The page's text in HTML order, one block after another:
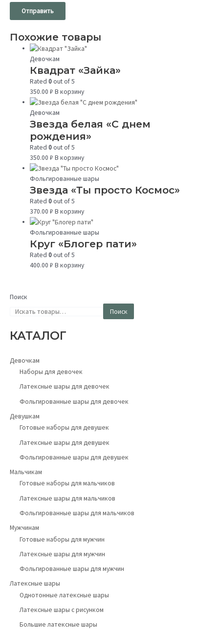
Поиск
Поиск
КАТАЛОГ
Девочкам
Наборы для девочек
Латексные шары для девочек
Фольгированные шары для девочек
Девушкам
Готовые наборы для девушек
Латексные шары для девушек
Фольгированные шары для девушек
Мальчикам
Готовые наборы для мальчиков
Латексные шары для мальчиков
Фольгированные шары для мальчиков
Мужчинам
Готовые наборы для мужчин
Латексные шары для мужчин
Фольгированные шары для мужчин
Латексные шары
Однотонные латексные шары
Латексные шары с рисунком
Большие латексные шары
Похожие товары
Девочкам
Квадрат «Зайка»
Rated0out of 5
350.00₽ В корзину
Девочкам
Звезда белая «С днем
рождения»
Rated0out of 5
350.00₽ В корзину
Фольгированные шары
Звезда «Ты просто Космос»
Rated0out of 5
370.00₽ В корзину
Фольгированные шары
Круг «Блогер пати»
Rated0out of 5
400.00₽ В корзину